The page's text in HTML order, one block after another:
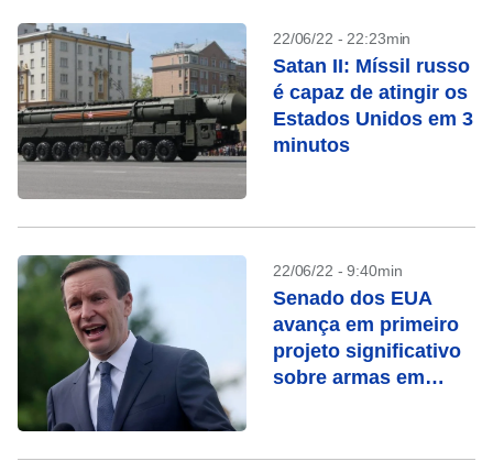
22/06/22 - 22:23min
Satan II: Míssil russo
é capaz de atingir os
Estados Unidos em 3
minutos
22/06/22 - 9:40min
Senado dos EUA
avança em primeiro
projeto significativo
sobre armas em